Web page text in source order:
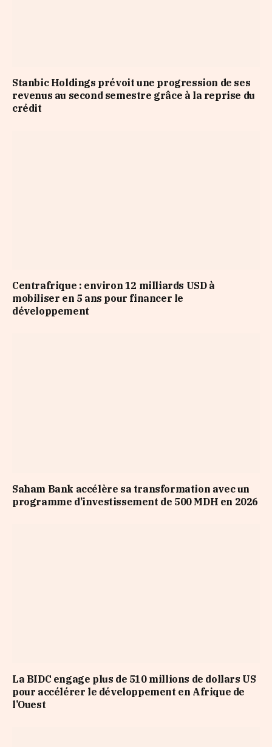
Stanbic Holdings prévoit une progression de ses
revenus au second semestre grâce à la reprise du
crédit
Centrafrique : environ 12 milliards USD à
mobiliser en 5 ans pour financer le
développement
Saham Bank accélère sa transformation avec un
programme d’investissement de 500 MDH en 2026
La BIDC engage plus de 510 millions de dollars US
pour accélérer le développement en Afrique de
l’Ouest